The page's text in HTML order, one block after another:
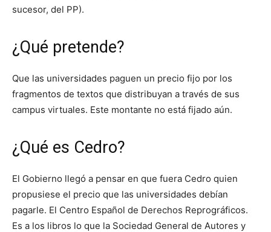
sucesor, del PP).
¿Qué pretende?
Que las universidades paguen un precio fijo por los
fragmentos de textos que distribuyan a través de sus
campus virtuales. Este montante no está fijado aún.
¿Qué es Cedro?
El Gobierno llegó a pensar en que fuera Cedro quien
propusiese el precio que las universidades debían
pagarle. El Centro Español de Derechos Reprográficos.
Es a los libros lo que la Sociedad General de Autores y